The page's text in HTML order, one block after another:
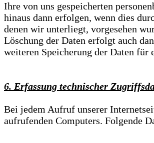
Ihre von uns gespeicherten
hinaus dann erfolgen, wenn dies
denen wir unterliegt, vorgesehen
Löschung der Daten erfolgt auch
weiteren Speicherung der Daten für
6. Erfassung technischer
Bei jedem Aufruf unserer
aufrufenden Computers. Folgende